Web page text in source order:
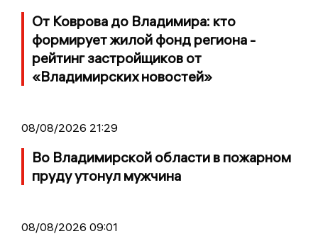
От Коврова до Владимира: кто
формирует жилой фонд региона -
рейтинг застройщиков от
«Владимирских новостей»
08/08/2026 21:29
Во Владимирской области в пожарном
пруду утонул мужчина
08/08/2026 09:01